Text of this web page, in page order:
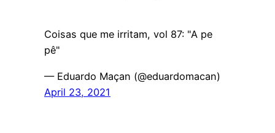
Coisas que me irritam, vol 87: "A pe
pê"
— Eduardo Maçan (@eduardomacan)
April 23, 2021